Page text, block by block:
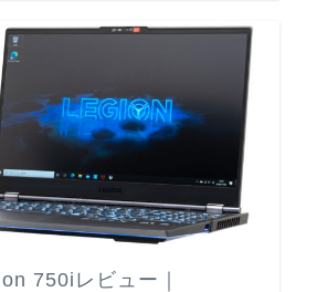
750iレビュー｜